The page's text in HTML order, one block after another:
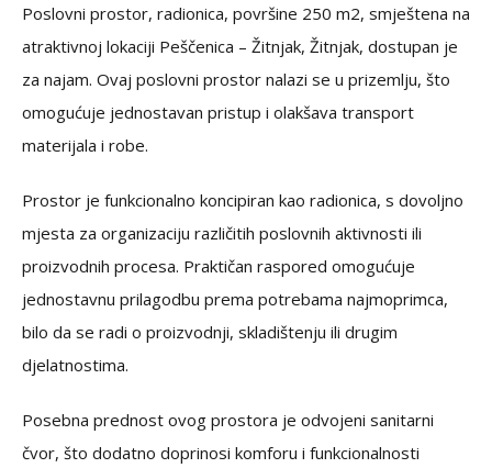
Poslovni prostor, radionica, površine 250 m2, smještena na
atraktivnoj lokaciji Peščenica – Žitnjak, Žitnjak, dostupan je
za najam. Ovaj poslovni prostor nalazi se u prizemlju, što
omogućuje jednostavan pristup i olakšava transport
materijala i robe.
Prostor je funkcionalno koncipiran kao radionica, s dovoljno
mjesta za organizaciju različitih poslovnih aktivnosti ili
proizvodnih procesa. Praktičan raspored omogućuje
jednostavnu prilagodbu prema potrebama najmoprimca,
bilo da se radi o proizvodnji, skladištenju ili drugim
djelatnostima.
Posebna prednost ovog prostora je odvojeni sanitarni
čvor, što dodatno doprinosi komforu i funkcionalnosti